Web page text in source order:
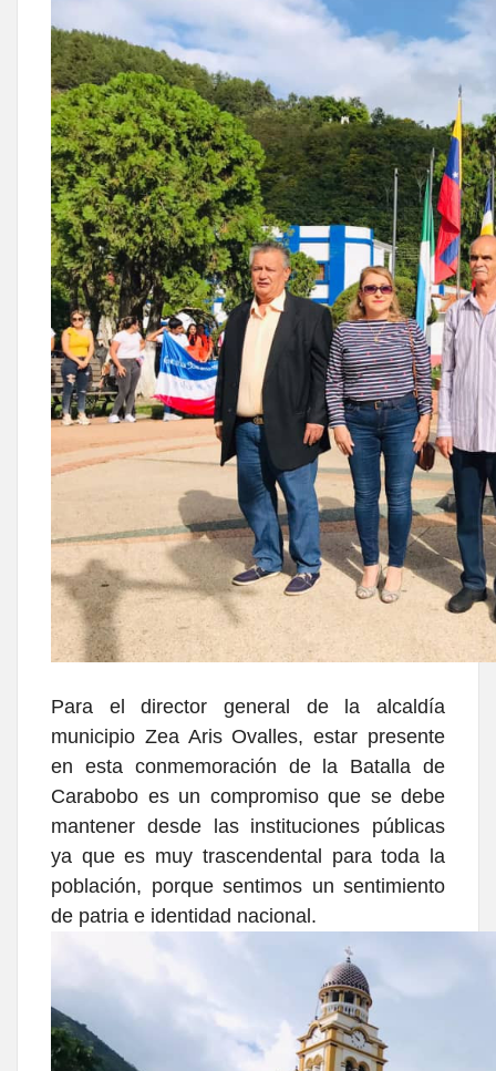
Para el director general de la alcaldía
municipio Zea Aris Ovalles, estar presente
en esta conmemoración de la Batalla de
Carabobo es un compromiso que se debe
mantener desde las instituciones públicas
ya que es muy trascendental para toda la
población, porque sentimos un sentimiento
de patria e identidad nacional.